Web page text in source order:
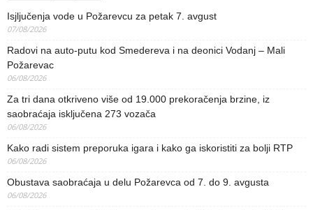
Isjljučenja vode u Požarevcu za petak 7. avgust
07/08/2026
Radovi na auto-putu kod Smedereva i na deonici Vodanj – Mali
Požarevac
06/08/2026
Za tri dana otkriveno više od 19.000 prekoračenja brzine, iz
saobraćaja isključena 273 vozača
06/08/2026
Kako radi sistem preporuka igara i kako ga iskoristiti za bolji RTP
06/08/2026
Obustava saobraćaja u delu Požarevca od 7. do 9. avgusta
06/08/2026